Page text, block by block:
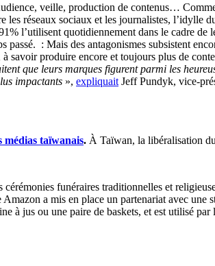
veille, production de contenus…
réseaux sociaux et les journalistes, l’idylle
l’utilisent quotidiennement dans le cadre
passé. : Mais des antagonismes subsistent
savoir produire encore et toujours plus de
que leurs marques figurent parmi les
impactants », expliquait Jeff Pundyk, vice-
médias taïwanais. À Taïwan, la libéralisation
cérémonies funéraires traditionnelles et
Amazon a mis en place un partenariat avec
à jus ou une paire de baskets, et est utilisé